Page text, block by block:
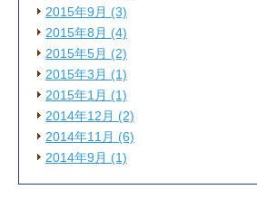
2015年9月 (3)
2015年8月 (4)
2015年5月 (2)
2015年3月 (1)
2015年1月 (1)
2014年12月 (2)
2014年11月 (6)
2014年9月 (1)